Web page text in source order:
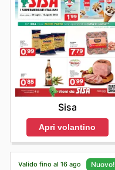
Sisa
Apri volantino
Valido fino al 16 ago Nuovo!